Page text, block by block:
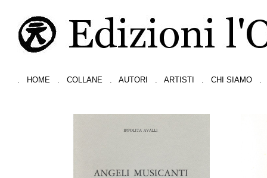
HOME COLLANE AUTORI ARTISTI CHI SIAMO